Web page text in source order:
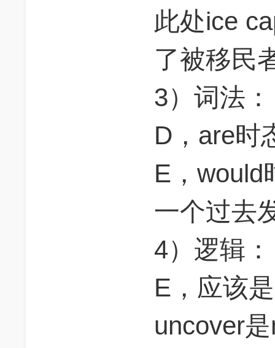
此处ice
了被移民
3）词法：
D，are时
E，would
一个过去
4）逻辑：
E，应该
uncover